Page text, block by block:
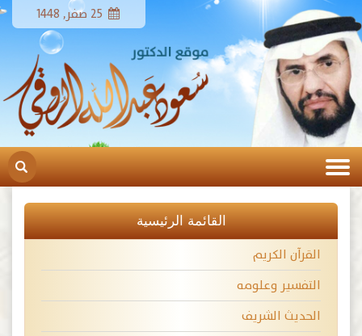
القائمة الرئيسية
القرآن الكريم
التفسير وعلومه
الحديث الشريف